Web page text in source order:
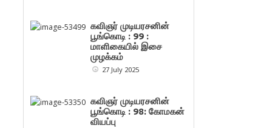
கவிஞர் முடியரசனின்
பூங்கொடி : 99 :
மாளிகையில் இசை
முழக்கம்
27 July 2025
கவிஞர் முடியரசனின்
பூங்கொடி : 98: கோமகன்
வியப்பு